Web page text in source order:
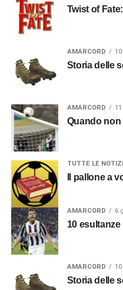
Twist of
AMARCORD
Storia delle
AMARCORD
Quando non
TUTTE LE
Il pallone a
AMARCORD 6
10
AMARCORD
Storia delle